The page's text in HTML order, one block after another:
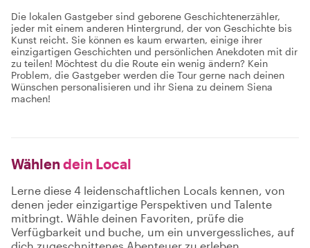
Die lokalen Gastgeber sind geborene Geschichtenerzähler,
jeder mit einem anderen Hintergrund, der von Geschichte bis
Kunst reicht. Sie können es kaum erwarten, einige ihrer
einzigartigen Geschichten und persönlichen Anekdoten mit dir
zu teilen! Möchtest du die Route ein wenig ändern? Kein
Problem, die Gastgeber werden die Tour gerne nach deinen
Wünschen personalisieren und ihr Siena zu deinem Siena
machen!
Wählen dein Local
Lerne diese 4 leidenschaftlichen Locals kennen, von
denen jeder einzigartige Perspektiven und Talente
mitbringt. Wähle deinen Favoriten, prüfe die
Verfügbarkeit und buche, um ein unvergessliches, auf